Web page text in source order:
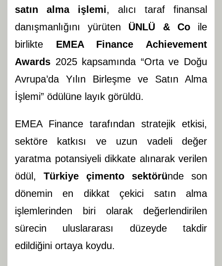
satın alma işlemi, alıcı taraf finansal
danışmanlığını yürüten ÜNLÜ & Coile
birlikte EMEA Finance Achievement
Awards 2025 kapsamında “Orta ve Doğu
Avrupa’da Yılın Birleşme ve Satın Alma
İşlemi” ödülüne layık görüldü.
EMEA Finance tarafından stratejik etkisi,
sektöre katkısı ve uzun vadeli değer
yaratma potansiyeli dikkate alınarak verilen
ödül, Türkiye çimento sektöründe son
dönemin en dikkat çekici satın alma
işlemlerinden biri olarak değerlendirilen
sürecin uluslararası düzeyde takdir
edildiğini ortaya koydu.